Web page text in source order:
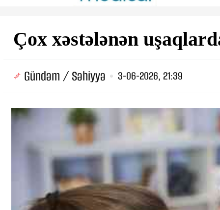
Çox xəstələnən
Gündəm / Səhiyyə 3-06-2026, 21:39